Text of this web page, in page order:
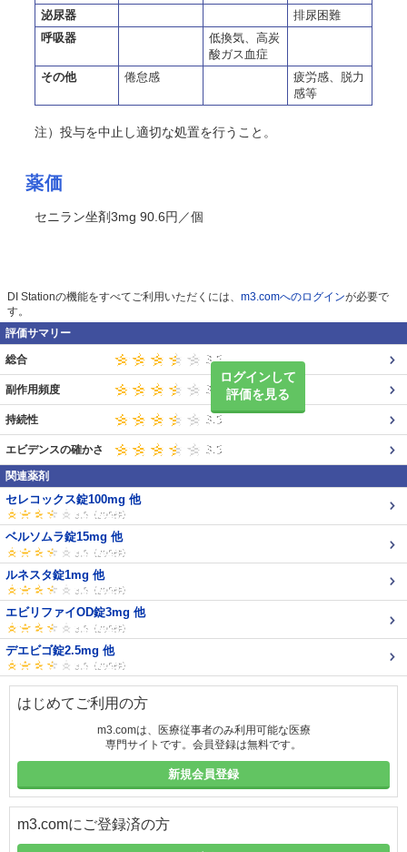
泌尿器
排尿困難
呼吸器
低換気、高炭
酸ガス血症
その他
倦怠感
疲労感、脱力
感等
注）投与を中止し適切な処置を行うこと。
薬価
セニラン坐剤3mg 90.6円／個
DI Stationの機能をすべてご利用いただくには、 m3.comへのログインが必要で
す。
評価サマリー
ログインして
評価を見る
総合
副作用頻度
持続性
エビデンスの確かさ
関連薬剤
セレコックス錠100mg 他
ベルソムラ錠15mg 他
ルネスタ錠1mg 他
エビリファイOD錠3mg 他
デエビゴ錠2.5mg 他
はじめてご利用の方
m3.comは、医療従事者のみ利用可能な医療
専門サイトです。会員登録は無料です。
新規会員登録
m3.comにご登録済の方